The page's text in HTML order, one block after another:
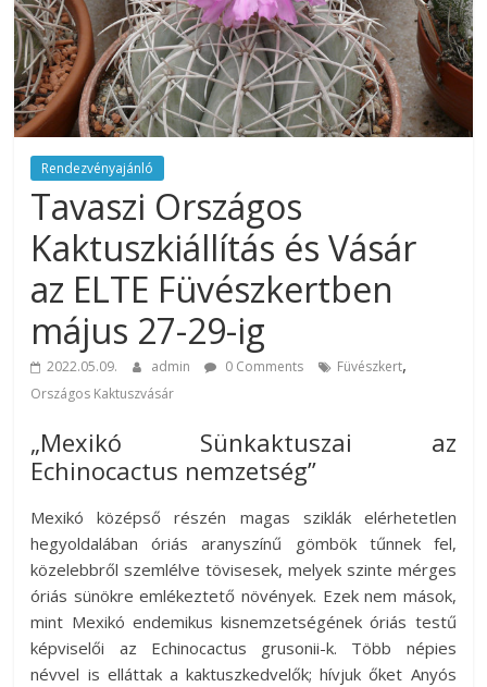
rendezvény
ajánlatok.
Rendezvények,
rendezvénytechnika,
rendezvényeszközök,
rendezvénygasztronómia,
catering.
Útmutató
úgy
rendezvényszervező
kollégáknak,
céges
rendezvények
szervezőinek,
vagy
az
esküvőjüket
tervezgető
kisasszonyoknak.
Rendezvényajánló
Tavaszi Országos
Kaktuszkiállítás és Vásár
az ELTE Füvészkertben
május 27-29-ig
2022.05.09. admin 0 Comments Füvészkert,
Országos Kaktuszvásár
„Mexikó Sünkaktuszai az
Echinocactus nemzetség”
Mexikó középső részén magas sziklák elérhetetlen
hegyoldalában óriás aranyszínű gömbök tűnnek fel,
közelebbről szemlélve tövisesek, melyek szinte mérges
óriás sünökre emlékeztető növények. Ezek nem mások,
mint Mexikó endemikus kisnemzetségének óriás testű
képviselői az Echinocactus grusonii-k. Több népies
névvel is elláttak a kaktuszkedvelők; hívjuk őket Anyós